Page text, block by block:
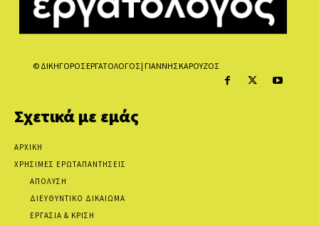
© ΔΙΚΗΓΟΡΟΣ ΕΡΓΑΤΟΛΟΓΟΣ | ΓΙΑΝΝΗΣ ΚΑΡΟΥΖΟΣ
Σχετικά με εμάς
ΑΡΧΙΚΗ
ΧΡΗΣΙΜΕΣ ΕΡΩΤΑΠΑΝΤΗΣΕΙΣ
ΑΠΟΛΥΣΗ
ΔΙΕΥΘΥΝΤΙΚΟ ΔΙΚΑΙΩΜΑ
ΕΡΓΑΣΙΑ & ΚΡΙΣΗ